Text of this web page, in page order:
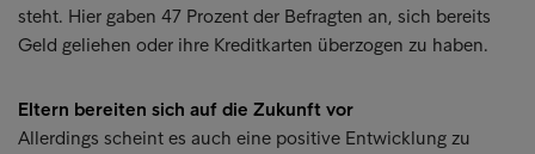
steht. Hier gaben 47 Prozent der Befragten an, sich bereits
Geld geliehen oder ihre Kreditkarten überzogen zu haben.
Eltern bereiten sich auf die Zukunft vor
Allerdings scheint es auch eine positive Entwicklung zu